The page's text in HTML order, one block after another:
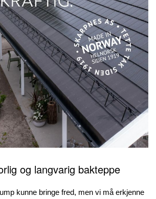
og langvarig bakteppe
kunne bringe fred, men vi må erkjenne